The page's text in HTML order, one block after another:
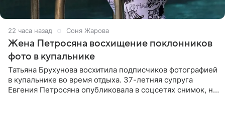
22 часа назад Соня Жарова
Жена Петросяна восхищение поклонников
фото в купальнике
Татьяна Брухунова восхитила подписчиков фотографией
в купальнике во время отдыха. 37-летняя супруга
Евгения Петросяна опубликовала в соцсетях снимок, на